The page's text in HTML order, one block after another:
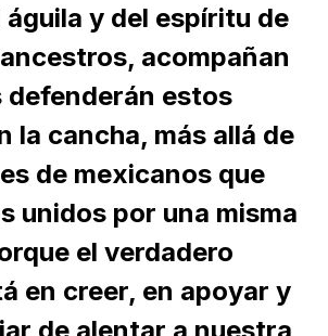
y del espíritu de
acompañan
defenderán estos
la cancha, más allá de
de mexicanos que
unidos por una misma
el verdadero
en creer, en apoyar y